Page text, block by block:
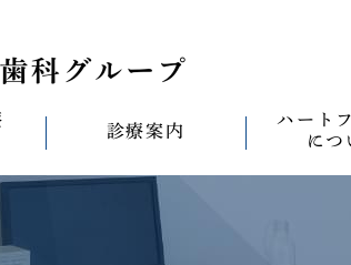
ラミック治
診療案内
診療案内一覧
ハート
につ